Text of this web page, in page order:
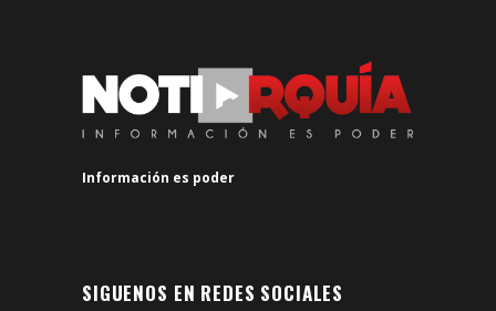
Información es poder
SIGUENOS EN REDES SOCIALES